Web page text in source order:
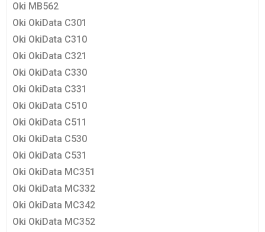
Oki MB562
Oki OkiData C301
Oki OkiData C310
Oki OkiData C321
Oki OkiData C330
Oki OkiData C331
Oki OkiData C510
Oki OkiData C511
Oki OkiData C530
Oki OkiData C531
Oki OkiData MC351
Oki OkiData MC332
Oki OkiData MC342
Oki OkiData MC352